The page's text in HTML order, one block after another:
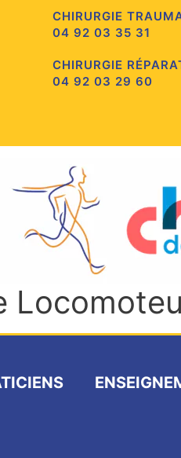
CHIRURGIE
04 92 03 35 31
CHIRURGIE
04 92 03 29 60